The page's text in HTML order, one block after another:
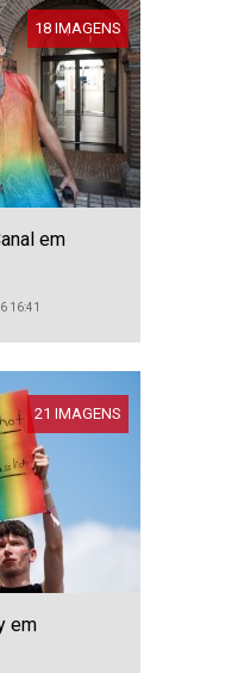
18 IMAGENS
em
16:41
21 IMAGENS
em